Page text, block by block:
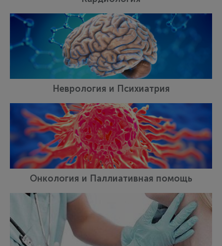
Неврология и Психиатрия
Онкология и Паллиативная помощь